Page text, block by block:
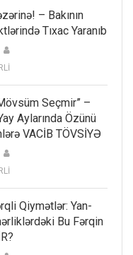
– Bakının
Tıxac Yaranıb
Seçmir” –
Aylarında Özünü
VACİB TÖVSİYƏ
Qiymətlər: Yan-
Bu Fərqin